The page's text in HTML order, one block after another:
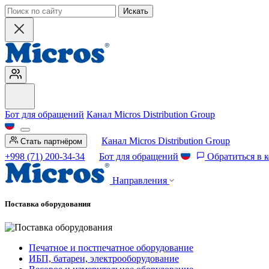
Искать
Бот для обращений Канал Micros Distribution Group
Стать партнёром
Канал Micros Distribution Group
+998 (71) 200-34-34
Бот для обращений Обратиться в
Направления
Поставка оборудования
Печатное и постпечатное оборудование
ИБП, батареи, электрооборудование